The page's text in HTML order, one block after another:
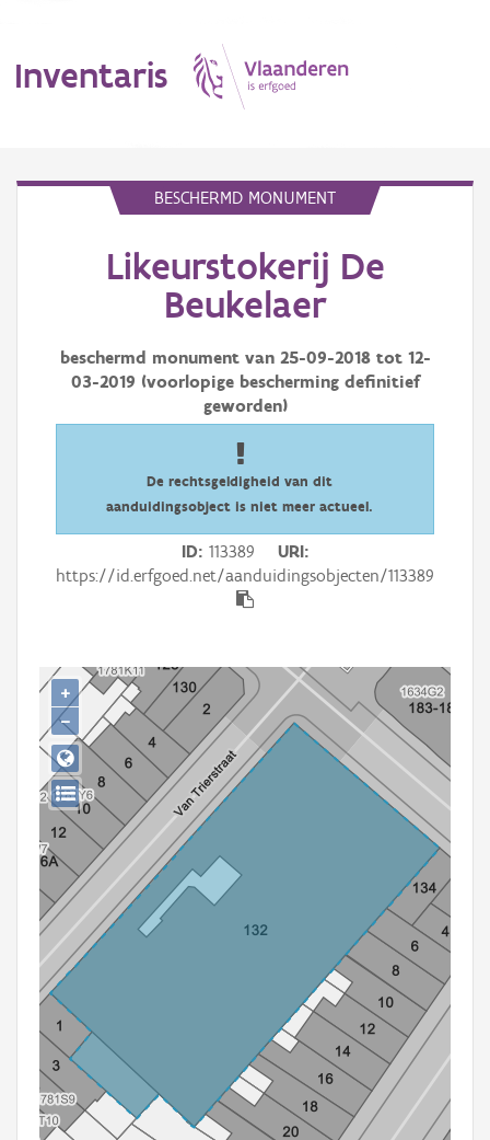
Inventaris
Waarneming
Persoon of collectief
BESCHERMD MONUMENT
Likeurstokerij De
Beukelaer
beschermd monument van 25-09-2018tot 12-
03-2019 (voorlopige bescherming definitief
geworden)
De rechtsgeldigheid van dit
aanduidingsobject is niet meer actueel.
ID 113389
URI
https://id.erfgoed.net/aanduidingsobjecten/113389
+
−